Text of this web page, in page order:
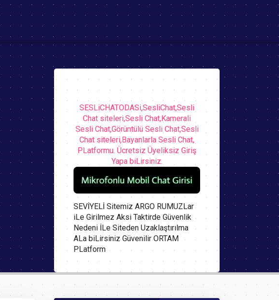
SESLiCHATODASi,SesliChat,Sesli
Chat siteleri,Sesli Chat,Kamerali
Sesli Chat,Görüntülü Sesli Chat,Sesli
Chat siteleri,Bayanlarla Sesli Chat,
PLatformu. Ücretsiz Üyeliksiz Giriş
Yapa biLirsiniz.
SEVİYELİ Sitemiz ARGO RUMUZLar
iLe Girilmez Aksi Taktirde Güvenlik
Nedeni İLe Siteden Uzaklaştırılma
ALa biLirsiniz Güvenilir ORTAM
PLatform